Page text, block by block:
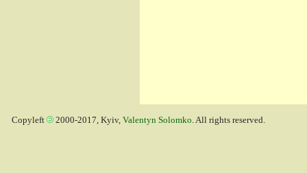
Copyleft 2000-2017, Kyiv, Valentyn Solomko. All rights reserved.